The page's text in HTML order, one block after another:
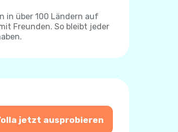
in über 100 Ländern auf
Freunden. So bleibt jeder
jetzt ausprobieren